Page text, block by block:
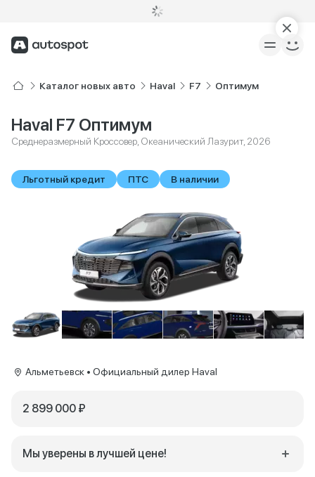
Каталог новых авто Haval F7 Оптимум
Haval F7 Оптимум
Среднеразмерный Кроссовер, Океанический Лазурит, 2026
Льготный кредит ПТС В наличии
Альметьевск • Официальный дилер Haval
2 899 000 ₽
Мы уверены в лучшей цене!